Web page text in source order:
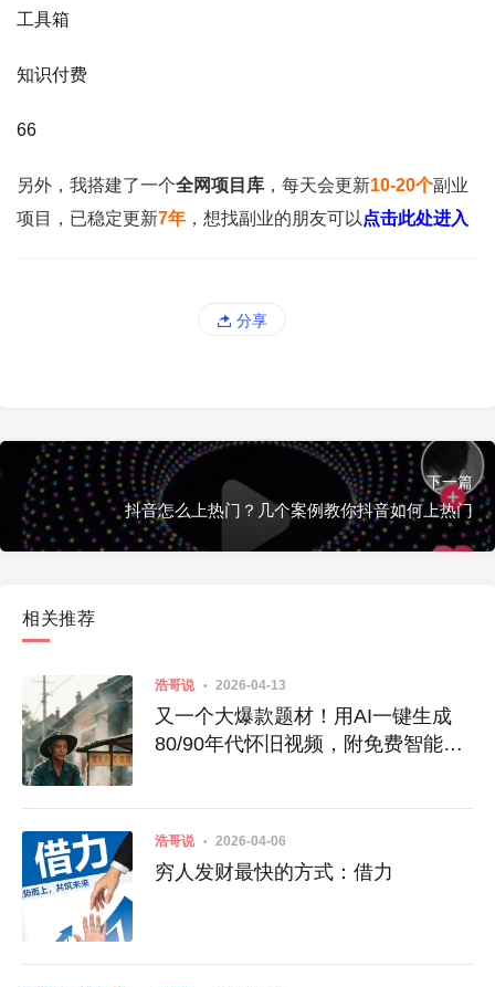
工具箱
知识付费
66
另外，我搭建了一个全网项目库 ，每天会更新10-20个副业
项目，已稳定更新7年 ，想找副业的朋友可以 点击此处进入
分享
下一篇
抖音怎么上热门？几个案例教你抖音如何上热门
相关推荐
浩哥说 2026-04-13
又一个大爆款题材！用AI一键生成
80/90年代怀旧视频，附免费智能体
浩哥说 2026-04-06
穷人发财最快的方式：借力